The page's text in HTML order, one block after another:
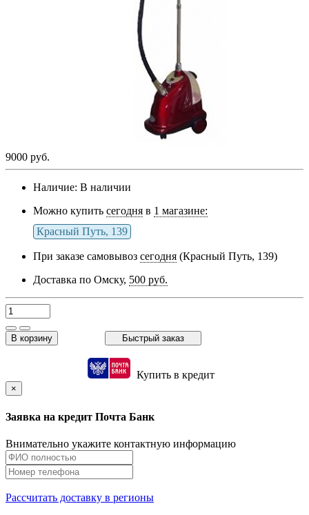
9000 руб.
Наличие: В наличии
Можно купить сегодня в 1 магазине:
Красный Путь, 139
При заказе самовывоз сегодня (Красный Путь, 139)
Доставка по Омску, 500 руб.
В корзину Быстрый заказ
Купить в кредит
×
Заявка на кредит Почта Банк
Внимательно укажите контактную информацию
Рассчитать доставку в регионы